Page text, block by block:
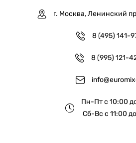
г. Москва, Ленинский
8 (495) 141-
8 (995) 121-
Пн-Пт с 10:00
Сб-Вс с 11:00